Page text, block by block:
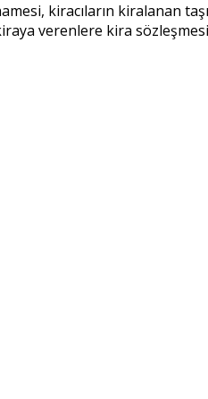
kiracıların kiralanan
verenlere kira